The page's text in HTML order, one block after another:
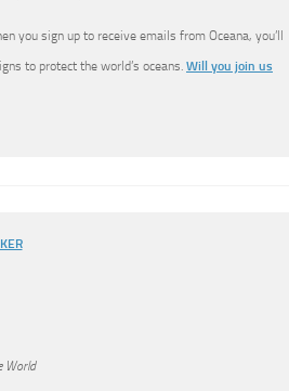
you sign up to receive emails from Oceana, you’ll
to protect the world’s oceans. Will you join us
World